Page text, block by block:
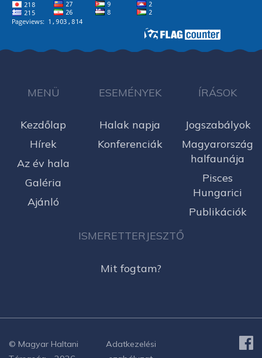
MENÜ
Kezdőlap
Hírek
Az év hala
Galéria
Ajánló
ESEMÉNYEK
Halak napja
Konferenciák
ÍRÁSOK
Jogszabályok
Magyarország
halfaunája
Pisces
Hungarici
Publikációk
ISMERETTERJESZTŐ
Mit fogtam?
© Magyar Haltani
Adatkezelési